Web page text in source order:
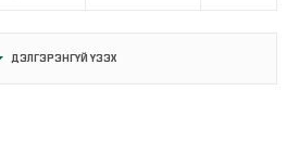
ДЭЛГЭРЭНГҮЙ ҮЗЭХ